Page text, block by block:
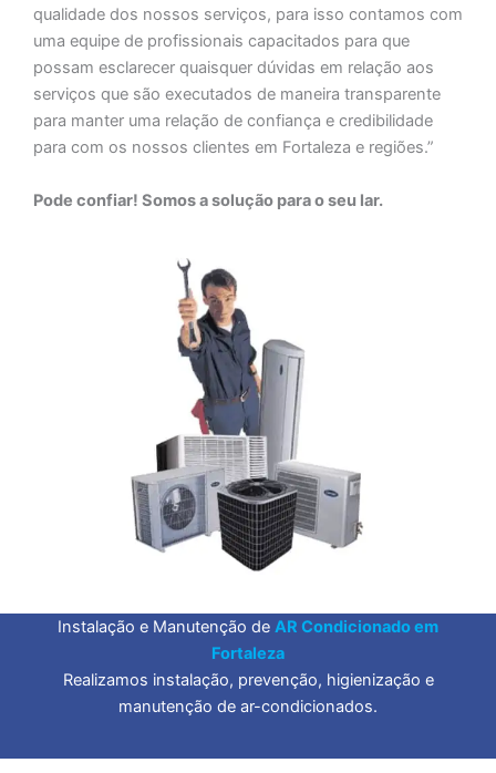
qualidade dos nossos serviços, para isso contamos com
uma equipe de profissionais capacitados para que
possam esclarecer quaisquer dúvidas em relação aos
serviços que são executados de maneira transparente
para manter uma relação de confiança e credibilidade
para com os nossos clientes em Fortaleza e regiões.”
Pode confiar! Somos a solução para o seu lar.
Instalação e Manutenção de AR Condicionado em
Fortaleza
Realizamos instalação, prevenção, higienização e
manutenção de ar-condicionados.